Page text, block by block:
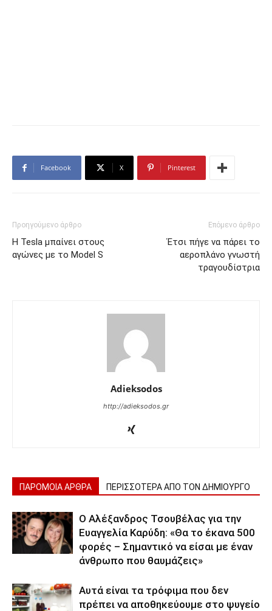
Facebook X Pinterest
Προηγούμενο άρθρο
Η Tesla μπαίνει στους
αγώνες με το Model S
Επόμενο άρθρο
Έτσι πήγε να πάρει το
αεροπλάνο γνωστή
τραγουδίστρια
Adieksodos
http://adieksodos.gr
ΠΑΡΟΜΟΙΑ ΑΡΘΡΑ ΠΕΡΙΣΣΟΤΕΡΑ ΑΠΟ ΤΟΝ ΔΗΜΙΟΥΡΓΟ
Ο Αλέξανδρος Τσουβέλας για την
Ευαγγελία Καρύδη: «Θα το έκανα 500
φορές – Σημαντικό να είσαι με έναν
άνθρωπο που θαυμάζεις»
Αυτά είναι τα τρόφιμα που δεν
πρέπει να αποθηκεύουμε στο ψυγείο